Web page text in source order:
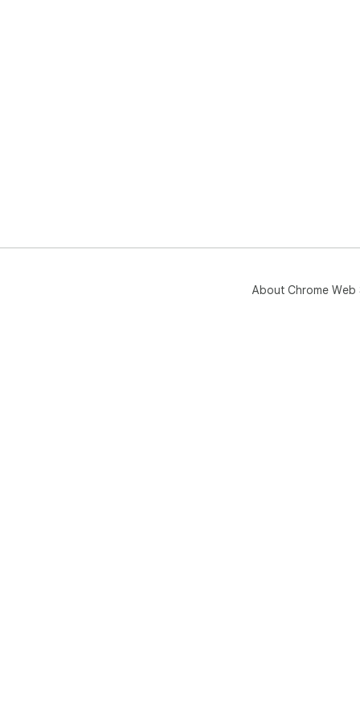
About Chrome Web